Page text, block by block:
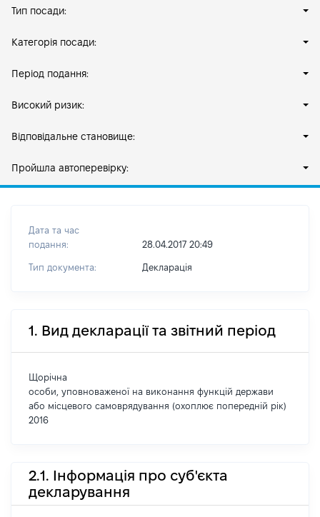
Тип посади:
Категорія посади:
Період подання:
Високий ризик:
Відповідальне становище:
Пройшла автоперевірку:
Дата та час
подання:
28.04.2017 20:49
Тип документа: Декларація
1. Вид декларації та звітний період
Щорічна
особи, уповноваженої на виконання функцій держави
або місцевого самоврядування (охоплює попередній рік)
2016
2.1. Інформація про суб'єкта
декларування